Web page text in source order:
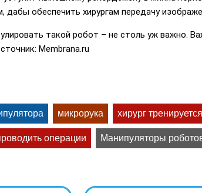
дабы обеспечить хирургам передачу
такой робот – не столь уж важно.
Membrana.ru
микрорука хирург тренируется
операции Манипуляторы